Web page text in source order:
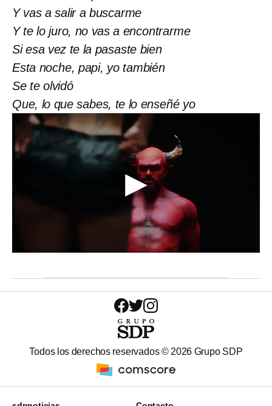
Y vas a salir a buscarme
Y te lo juro, no vas a encontrarme
Si esa vez te la pasaste bien
Esta noche, papi, yo también
Se te olvidó
Que, lo que sabes, te lo enseñé yo
Todos los derechos reservados © 2026 Grupo SDP